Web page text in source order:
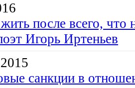
после всего, что
Игорь Иртеньев
санкции в